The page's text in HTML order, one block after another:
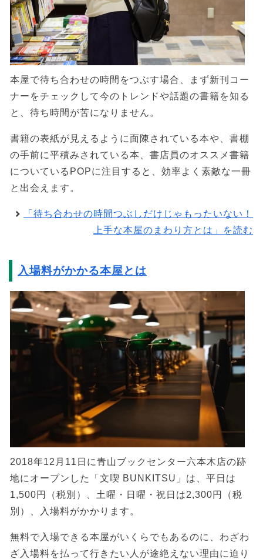
本屋で待ち合わせの時間をつぶす場合、まず新刊コー
ナーをチェックして今のトレンドや話題の書籍を知る
と、待ち時間が苦になりません。
書籍の表紙が見えるように面陳されている本や、書棚
の手前に平積みされている本、書店員のオススメ書籍
についているPOPに注目すると、効率よく素敵な一冊
と出会えます。
「待ち合わせの時間つぶしだけじゃもったいない！
上手な本屋のまわり方とは」を読む
入場料がかかる本屋とは
2018年12月11日に青山ブックセンター六本木店の跡
地にオープンした「文喫 BUNKITSU」は、平日は
1,500円（税別）、土曜・日曜・祝日は2,300円（税
別）、入場料がかかります。
無料で入場できる本屋がいくらでもあるのに、わざわ
ざ入場料を払って行きたい人が途絶えない理由に迫り